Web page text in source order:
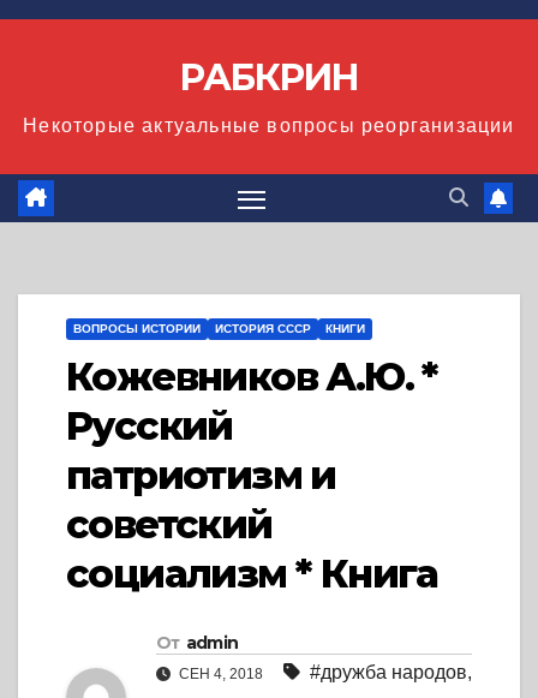
Перейти
РАБКРИН
Некоторые актуальные вопросы реорганизации
ВОПРОСЫ ИСТОРИИ ИСТОРИЯ СССР КНИГИ
Кожевников А.Ю. *
Русский
патриотизм и
советский
социализм * Книга
От admin
СЕН 4, 2018 #дружба народов,